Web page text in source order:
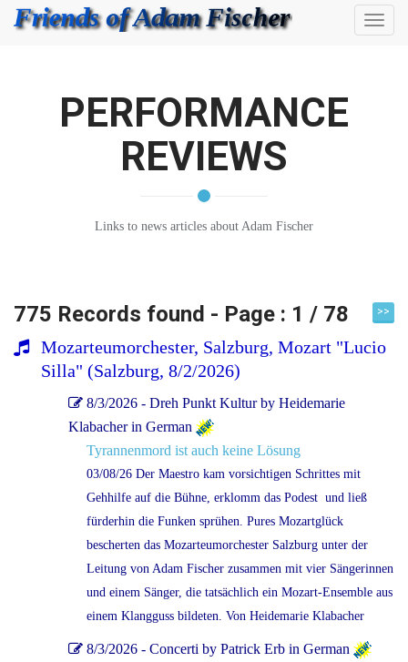
Toggle
PERFORMANCE
REVIEWS
Links to news articles about Adam Fischer
775 Records found - Page : 1 / 78 >>
Mozarteumorchester, Salzburg, Mozart "Lucio
Silla" (Salzburg, 8/2/2026)
8/3/2026 - Dreh Punkt Kultur by Heidemarie
Klabacher in German
Tyrannenmord ist auch keine Lösung
03/08/26 Der Maestro kam vorsichtigen Schrittes mit
Gehhilfe auf die Bühne, erklomm das Podest  und ließ
fürderhin die Funken sprühen. Pures Mozartglück
bescherten das Mozarteumorchester Salzburg unter der
Leitung von Adam Fischer zusammen mit vier Sängerinnen
und einem Sänger, die tatsächlich ein Mozart-Ensemble aus
einem Klangguss bildeten. Von Heidemarie Klabacher
8/3/2026 - Concerti by Patrick Erb in German